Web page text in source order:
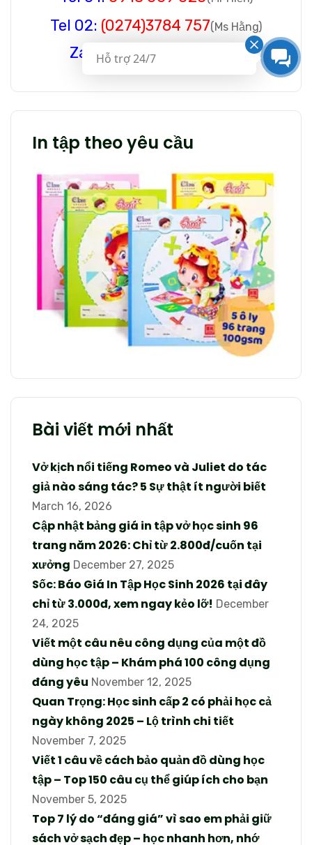
Tel 02: (0274)3784 757(Ms Hằng)
Zalo:0937 317 355
In tập theo yêu cầu
Bài viết mới nhất
Vở kịch nổi tiếng Romeo và Juliet do tác
giả nào sáng tác? 5 Sự thật ít người biết
March 16, 2026
Cập nhật bảng giá in tập vở học sinh 96
trang năm 2026: Chỉ từ 2.800đ/cuốn tại
xưởng December 27, 2025
Sốc: Báo Giá In Tập Học Sinh 2026 tại đây
chỉ từ 3.000đ, xem ngay kẻo lỡ! December
24, 2025
Viết một câu nêu công dụng của một đồ
dùng học tập – Khám phá 100 công dụng
đáng yêu November 12, 2025
Quan Trọng: Học sinh cấp 2 có phải học cả
ngày không 2025 – Lộ trình chi tiết
November 7, 2025
Viết 1 câu về cách bảo quản đồ dùng học
tập – Top 150 câu cụ thể giúp ích cho bạn
November 5, 2025
Top 7 lý do “đáng giá” vì sao em phải giữ
sách vở sạch đẹp – học nhanh hơn, nhớ
Hỗ trợ 24/7